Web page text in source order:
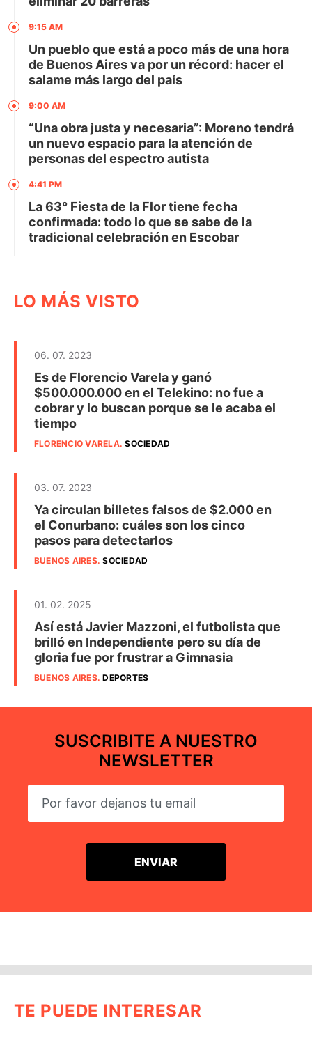
9:15 AM
Un pueblo que está a poco más de una hora
de Buenos Aires va por un récord: hacer el
salame más largo del país
9:00 AM
“Una obra justa y necesaria”: Moreno tendrá
un nuevo espacio para la atención de
personas del espectro autista
4:41 PM
La 63° Fiesta de la Flor tiene fecha
confirmada: todo lo que se sabe de la
tradicional celebración en Escobar
LO MÁS VISTO
06. 07. 2023
Es de Florencio Varela y ganó
$500.000.000 en el Telekino: no fue a
cobrar y lo buscan porque se le acaba el
tiempo
FLORENCIO VARELA.SOCIEDAD
03. 07. 2023
Ya circulan billetes falsos de $2.000 en
el Conurbano: cuáles son los cinco
pasos para detectarlos
BUENOS AIRES.SOCIEDAD
01. 02. 2025
Así está Javier Mazzoni, el futbolista que
brilló en Independiente pero su día de
gloria fue por frustrar a Gimnasia
BUENOS AIRES.DEPORTES
SUSCRIBITE A NUESTRO
NEWSLETTER
TE PUEDE INTERESAR